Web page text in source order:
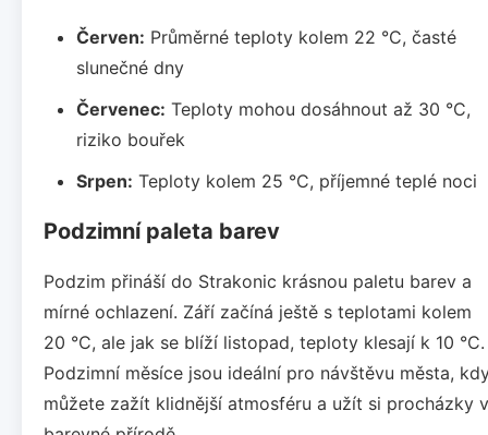
Červen: Průměrné teploty kolem 22 °C, časté
slunečné dny
Červenec: Teploty mohou dosáhnout až 30 °C,
riziko bouřek
Srpen: Teploty kolem 25 °C, příjemné teplé noci
Podzimní paleta barev
Podzim přináší do Strakonic krásnou paletu barev a
mírné ochlazení. Září začíná ještě s teplotami kolem
20 °C, ale jak se blíží listopad, teploty klesají k 10 °C.
Podzimní měsíce jsou ideální pro návštěvu města,
můžete zažít klidnější atmosféru a užít si procházky v